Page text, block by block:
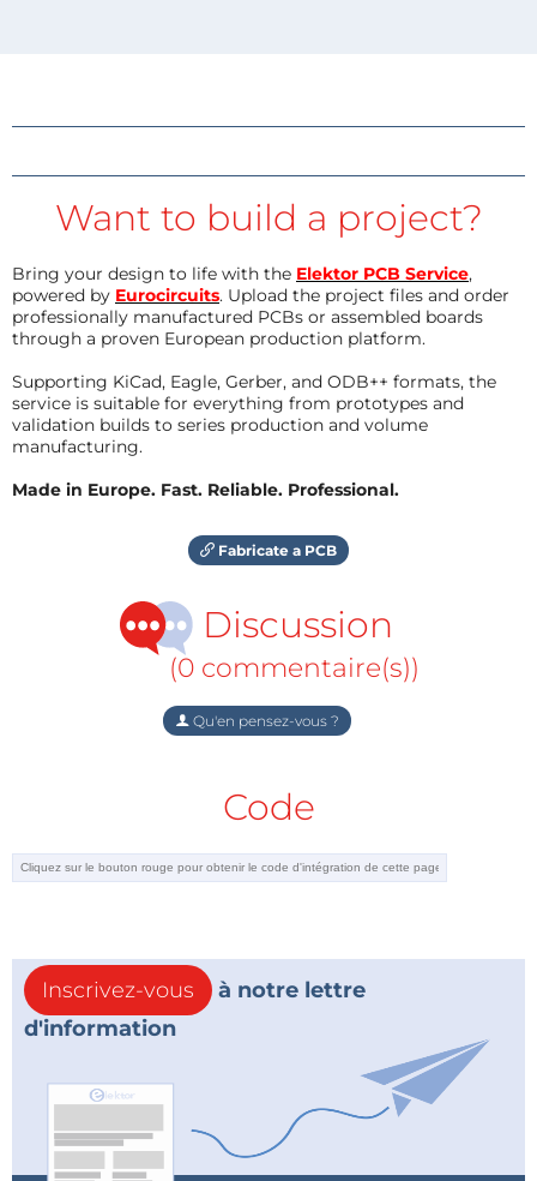
Want to build a project?
Bring your design to life with the Elektor PCB Service,
powered by Eurocircuits. Upload the project files and order
professionally manufactured PCBs or assembled boards
through a proven European production platform.
Supporting KiCad, Eagle, Gerber, and ODB++ formats, the
service is suitable for everything from prototypes and
validation builds to series production and volume
manufacturing.
Made in Europe. Fast. Reliable. Professional.
Fabricate a PCB
Discussion
(0 commentaire(s))
Qu'en pensez-vous ?
Code
Inscrivez-vous
à notre lettre
d'information